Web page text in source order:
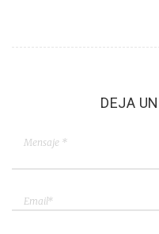
DEJA